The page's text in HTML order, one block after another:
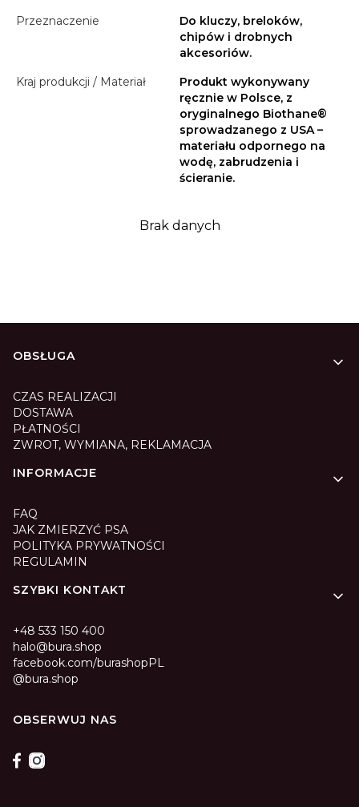
Przeznaczenie
Do kluczy, breloków,
chipów i drobnych
akcesoriów.
Kraj produkcji / Materiał
Produkt wykonywany
ręcznie w Polsce, z
oryginalnego Biothane®
sprowadzanego z USA –
materiału odpornego na
wodę, zabrudzenia i
ścieranie.
Brak danych
Linki w stopce
OBSŁUGA
CZAS REALIZACJI
DOSTAWA
PŁATNOŚCI
ZWROT, WYMIANA, REKLAMACJA
INFORMACJE
FAQ
JAK ZMIERZYĆ PSA
POLITYKA PRYWATNOŚCI
REGULAMIN
SZYBKI KONTAKT
+48 533 150 400
halo@bura.shop
facebook.com/burashopPL
@bura.shop
OBSERWUJ NAS